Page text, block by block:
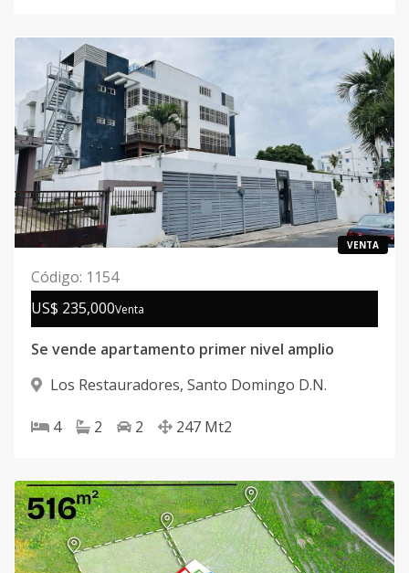
VENTA
Código: 1154
US$ 235,000Venta
Se vende apartamento primer nivel amplio
Los Restauradores, Santo Domingo D.N.
4 2 2 247 Mt2